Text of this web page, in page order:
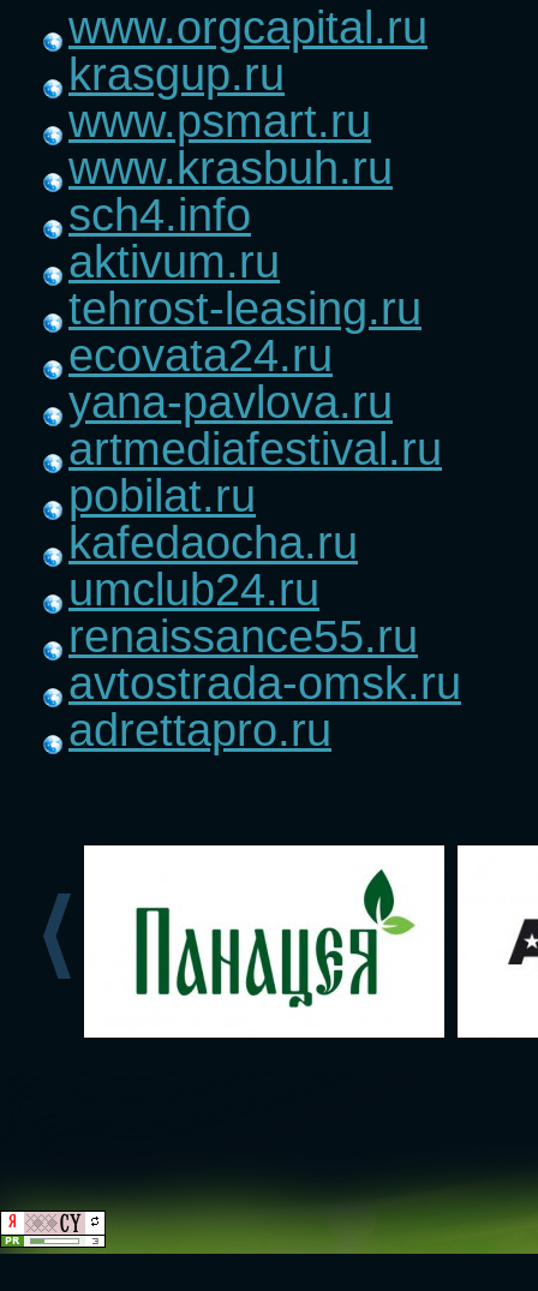
www.orgcapital.ru
krasgup.ru
www.psmart.ru
www.krasbuh.ru
sch4.info
aktivum.ru
tehrost-leasing.ru
ecovata24.ru
yana-pavlova.ru
artmediafestival.ru
pobilat.ru
kafedaocha.ru
umclub24.ru
renaissance55.ru
avtostrada-omsk.ru
adrettapro.ru